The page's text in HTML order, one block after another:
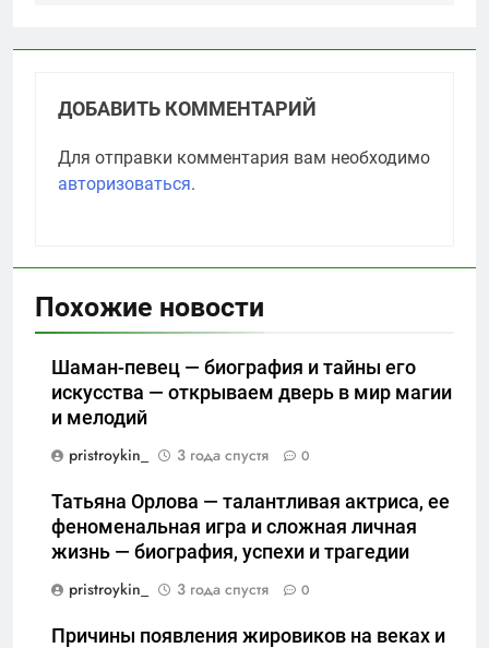
ДОБАВИТЬ КОММЕНТАРИЙ
Для отправки комментария вам необходимо
авторизоваться.
Похожие новости
Шаман-певец — биография и тайны его
искусства — открываем дверь в мир магии
и мелодий
pristroykin_
3 года спустя 0
Татьяна Орлова — талантливая актриса, ее
феноменальная игра и сложная личная
жизнь — биография, успехи и трагедии
pristroykin_
3 года спустя 0
Причины появления жировиков на веках и